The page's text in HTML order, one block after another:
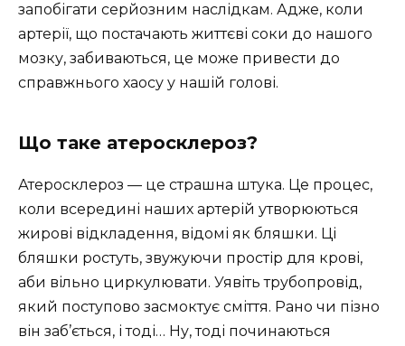
запобігати серйозним наслідкам. Адже, коли
артерії, що постачають життєві соки до нашого
мозку, забиваються, це може привести до
справжнього хаосу у нашій голові.
Що таке атеросклероз?
Атеросклероз — це страшна штука. Це процес,
коли всередині наших артерій утворюються
жирові відкладення, відомі як бляшки. Ці
бляшки ростуть, звужуючи простір для крові,
аби вільно циркулювати. Уявіть трубопровід,
який поступово засмоктує сміття. Рано чи пізно
він заб’ється, і тоді… Ну, тоді починаються